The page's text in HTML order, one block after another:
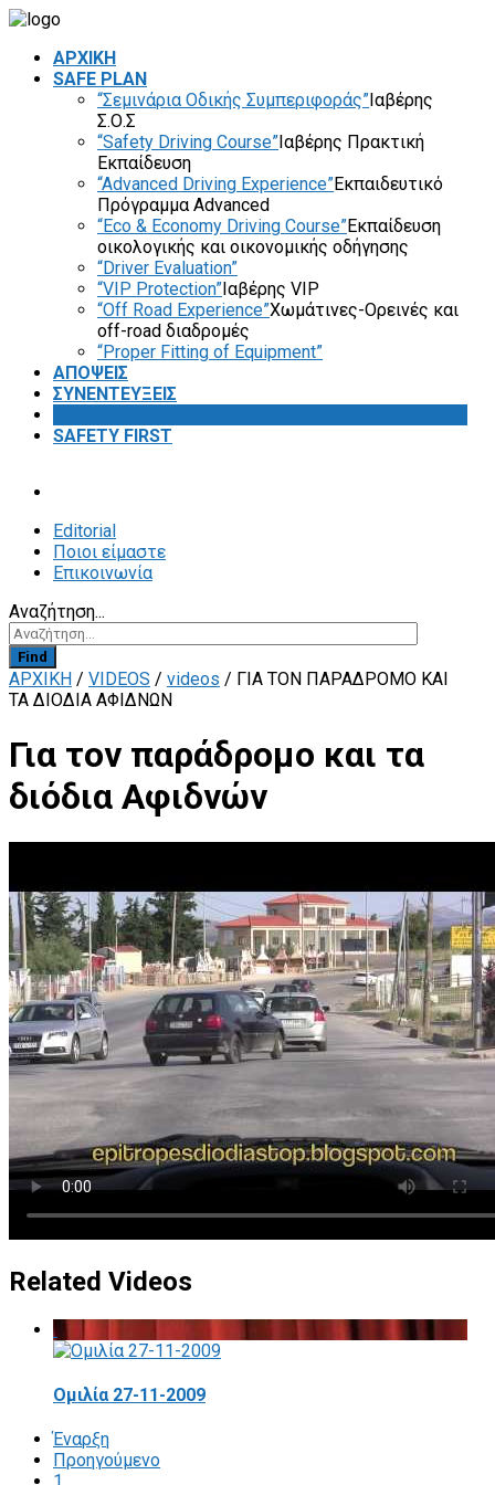
ΑΡΧΙΚΗ
SAFE PLAN
“Σεμινάρια Οδικής Συμπεριφοράς”Ιαβέρης
Σ.Ο.Σ
“Safety Driving Course”Ιαβέρης Πρακτική
Εκπαίδευση
“Advanced Driving Experience”Εκπαιδευτικό
Πρόγραμμα Advanced
“Eco & Economy Driving Course”Εκπαίδευση
οικολογικής και οικονομικής οδήγησης
“Driver Evaluation”
“VIP Protection”Ιαβέρης VIP
“Off Road Experience”Χωμάτινες-Ορεινές και
off-road διαδρομές
“Proper Fitting of Equipment”
ΑΠΟΨΕΙΣ
ΣΥΝΕΝΤΕΥΞΕΙΣ
SAFETY FIRST
Editorial
Ποιοι είμαστε
Επικοινωνία
Αναζήτηση...
Find
ΑΡΧΙΚΗ / VIDEOS / videos / ΓΙΑ ΤΟΝ ΠΑΡΆΔΡΟΜΟ ΚΑΙ
ΤΑ ΔΙΌΔΙΑ ΑΦΙΔΝΏΝ
Για τον παράδρομο και τα
διόδια Αφιδνών
Related Videos
Ομιλία 27-11-2009
Έναρξη
Προηγούμενο